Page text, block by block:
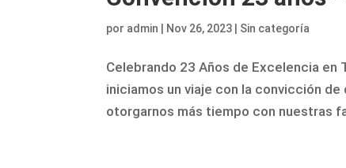
por admin Nov 26, 2023 Sin categoría
Celebrando 23 Años de Excelencia
iniciamos un viaje con la convicción
otorgarnos más tiempo con nuestras